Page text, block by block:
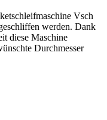
Vsch
werden. Dank
diese Maschine
Durchmesser